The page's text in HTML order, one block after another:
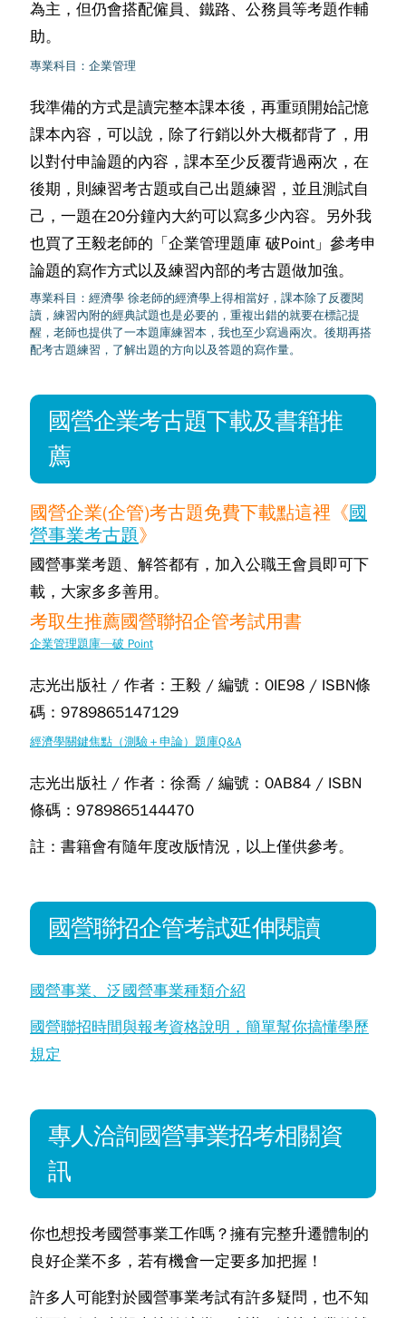
為主，但仍會搭配僱員、鐵路、公務員等考題作輔
助。
專業科目：企業管理
我準備的方式是讀完整本課本後，再重頭開始記憶
課本內容，可以說，除了行銷以外大概都背了，用
以對付申論題的內容，課本至少反覆背過兩次，在
後期，則練習考古題或自己出題練習，並且測試自
己，一題在20分鐘內大約可以寫多少內容。另外我
也買了王毅老師的「企業管理題庫 破Point」參考申
論題的寫作方式以及練習內部的考古題做加強。
專業科目：經濟學 徐老師的經濟學上得相當好，課本除了反覆閱
讀，練習內附的經典試題也是必要的，重複出錯的就要在標記提
醒，老師也提供了一本題庫練習本，我也至少寫過兩次。後期再搭
配考古題練習，了解出題的方向以及答題的寫作量。
國營企業考古題下載及書籍推
薦
國營企業(企管)考古題免費下載點這裡《國
營事業考古題》
國營事業考題、解答都有，加入公職王會員即可下
載，大家多多善用。
考取生推薦國營聯招企管考試用書
企業管理題庫─破 Point
志光出版社 / 作者：王毅 / 編號：0IE98 / ISBN條
碼：9789865147129
經濟學關鍵焦點（測驗＋申論）題庫Q&A
志光出版社 / 作者：徐喬 / 編號：0AB84 / ISBN
條碼：9789865144470
註：書籍會有隨年度改版情況，以上僅供參考。
國營聯招企管考試延伸閱讀
國營事業、泛國營事業種類介紹
國營聯招時間與報考資格說明，簡單幫你搞懂學歷
規定
專人洽詢國營事業招考相關資
訊
你也想投考國營事業工作嗎？擁有完整升遷體制的
良好企業不多，若有機會一定要多加把握！
許多人可能對於國營事業考試有許多疑問，也不知